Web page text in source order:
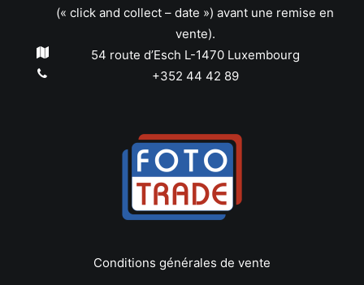
(« click and collect – date ») avant une remise en
vente).
54 route d’Esch L-1470 Luxembourg
+352 44 42 89
Conditions générales de vente